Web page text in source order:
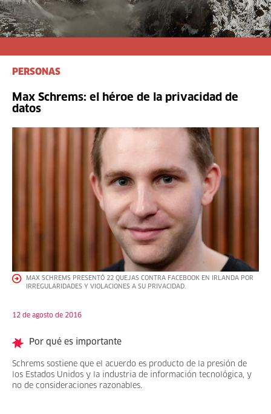
PERSONAS
Max Schrems: el héroe de la privacidad de
datos
MAX SCHREMS PRESENTÓ 22 QUEJAS CONTRA FACEBOOK EN IRLANDA POR
IRREGULARIDADES Y VIOLACIONES A SU PRIVACIDAD.
12 de agosto de 2016
Por qué es importante
Schrems sostiene que el acuerdo es producto de la presión de
los Estados Unidos y la industria de información tecnológica, y
no de consideraciones razonables.